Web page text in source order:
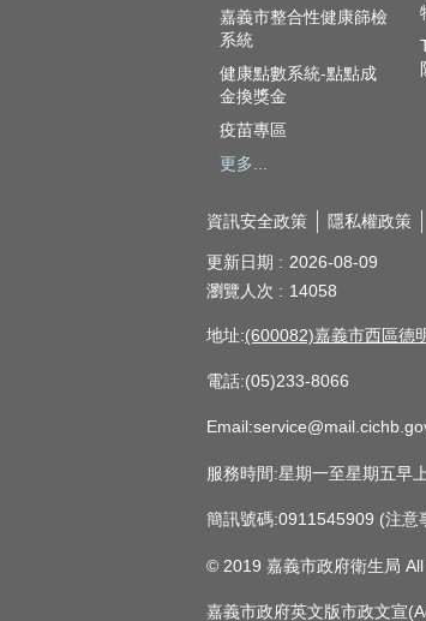
嘉義市整合性健康篩檢
系統
健康點數系統-點點成
金換獎金
疫苗專區
更多...
資訊安全政策 隱私權政策
更新日期
2026-08-09
瀏覽人次
14058
地址:(600082)嘉義市西區德
電話:(05)233-8066
服務時間:星期一至星期五早
簡訊號碼:0911545909 (注意
© 2019 嘉義市政府衛生局 All
嘉義市政府英文版市政文宣